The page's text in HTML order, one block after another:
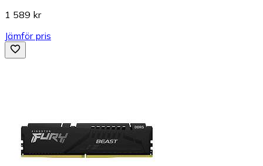
1 589 kr
Jämför pris